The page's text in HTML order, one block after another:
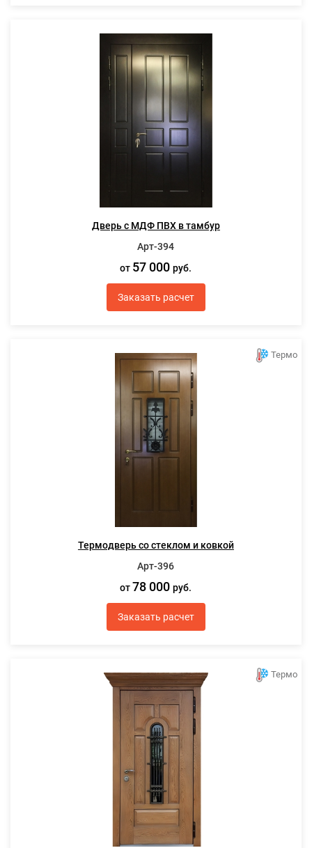
Дверь с МДФ ПВХ в тамбур
Арт-394
от 57 000руб.
Заказать расчет
Термо
Термодверь со стеклом и ковкой
Арт-396
от 78 000руб.
Заказать расчет
Термо